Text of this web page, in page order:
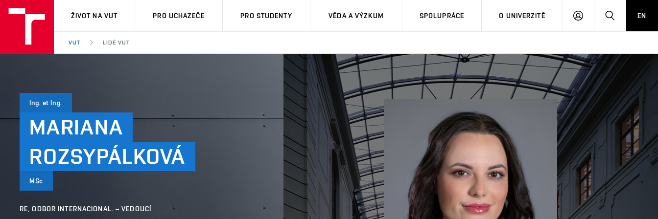
VUT
ŽIVOT NA VUT PRO UCHAZEČE PRO STUDENTY VĚDA A VÝZKUM SPOLUPRÁCE O UNIVERZITĚ
PŘIHLÁSIT HLEDATEN
VUT LIDÉ VUT
Ing. et Ing.
MARIANA
ROZSYPÁLKOVÁ
MSc
RE, ODBOR INTERNACIONAL. – VEDOUCÍ